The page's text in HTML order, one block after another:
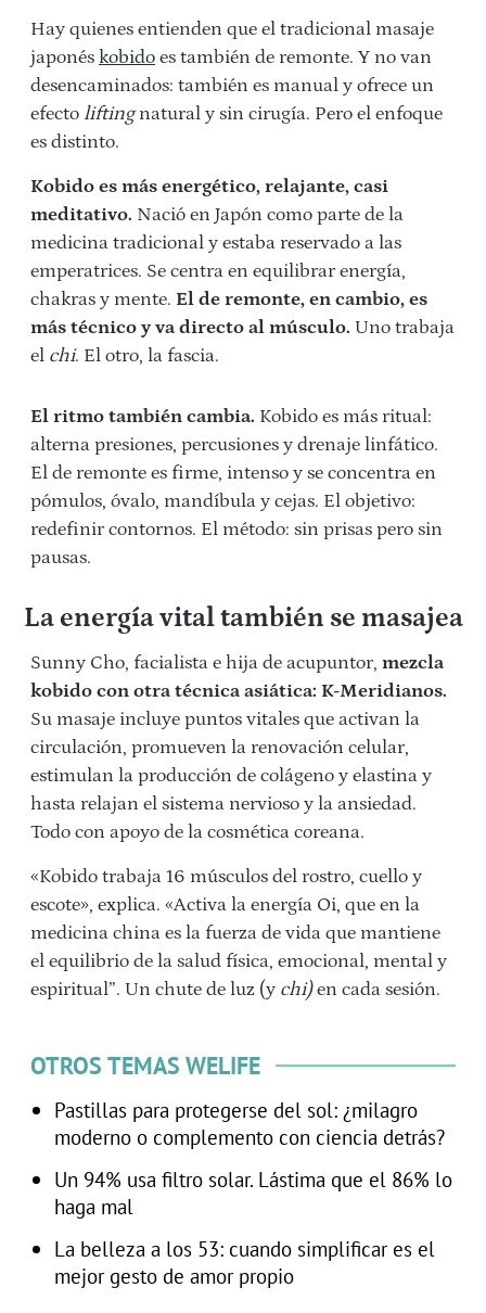
Hay quienes entienden que el tradicional masaje
japonés kobido es también de remonte. Y no van
desencaminados: también es manual y ofrece un
efecto liftingnatural y sin cirugía. Pero el enfoque
es distinto.
Kobido es más energético, relajante, casi
meditativo. Nació en Japón como parte de la
medicina tradicional y estaba reservado a las
emperatrices. Se centra en equilibrar energía,
chakras y mente. El de remonte, en cambio, es
más técnico y va directo al músculo. Uno trabaja
el chi. El otro, la fascia.
El ritmo también cambia. Kobido es más ritual:
alterna presiones, percusiones y drenaje linfático.
El de remonte es firme, intenso y se concentra en
pómulos, óvalo, mandíbula y cejas. El objetivo:
redefinir contornos. El método: sin prisas pero sin
pausas.
La energía vital también se masajea
Sunny Cho, facialista e hija de acupuntor, mezcla
kobido con otra técnica asiática: K-Meridianos.
Su masaje incluye puntos vitales que activan la
circulación, promueven la renovación celular,
estimulan la producción de colágeno y elastina y
hasta relajan el sistema nervioso y la ansiedad.
Todo con apoyo de la cosmética coreana.
«Kobido trabaja 16 músculos del rostro, cuello y
escote», explica. «Activa la energía Oi, que en la
medicina china es la fuerza de vida que mantiene
el equilibrio de la salud física, emocional, mental y
espiritual”. Un chute de luz (y chi)en cada sesión.
OTROS TEMAS WELIFE
Pastillas para protegerse del sol: ¿milagro
moderno o complemento con ciencia detrás?
Un 94% usa filtro solar. Lástima que el 86% lo
haga mal
La belleza a los 53: cuando simplificar es el
mejor gesto de amor propio